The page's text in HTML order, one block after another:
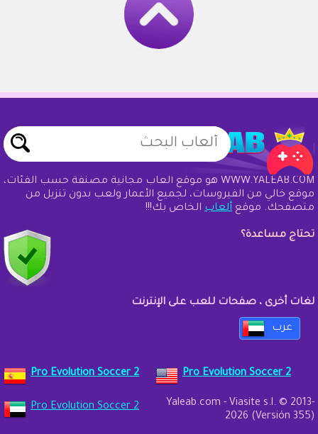
WWW.YALEAB.COM هو موقع ألعاب مجانية مصنفة حسب الفئات،
موقع خالي من الفيروسات، لجميع الأعمار ولعب بدون تنزيل من
متصفحك. موقع ألعاب الخاص بك!!!
تحتاج مساعدة؟
لغات أخرى ، صفحات للعب على الإنترنت
عرب
Pro Evolution Soccer 2 Pro Evolution Soccer 2
Pro Evolution Soccer 2
Yaleab.com - Viasite s.l. © 2013-
2026 (Versión 355)